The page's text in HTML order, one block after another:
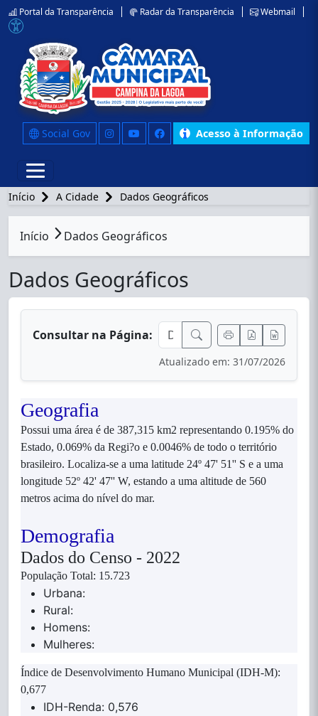
Portal da Transparência Radar da Transparência Webmail
Social Gov Acesso à Informação
Início A Cidade Dados Geográficos
conteúdo principal
Início Dados Geográficos
Dados Geográficos
Consultar na Página:
Atualizado em: 31/07/2026
Geografia
Possui uma área é de 387,315 km2 representando 0.195% do
Estado, 0.069% da Regi?o e 0.0046% de todo o território
brasileiro. Localiza-se a uma latitude 24º 47' 51'' S e a uma
longitude 52º 42' 47'' W, estando a uma altitude de 560
metros acima do nível do mar.
Demografia
Dados do Censo - 2022
População Total: 15.723
Urbana:
Rural:
Homens:
Mulheres:
Índice de Desenvolvimento Humano Municipal (IDH-M):
0,677
IDH-Renda: 0,576